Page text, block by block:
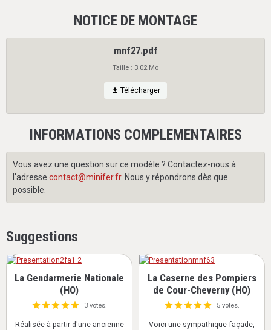
NOTICE DE MONTAGE
mnf27.pdf
Taille : 3.02 Mo
Télécharger
INFORMATIONS COMPLEMENTAIRES
Vous avez une question sur ce modèle ? Contactez-nous à
l'adresse contact@minifer.fr. Nous y répondrons dès que
possible.
Suggestions
La Gendarmerie Nationale
(HO)
3 votes.
Réalisée à partir d'une ancienne
La Caserne des Pompiers
de Cour-Cheverny (HO)
5 votes.
Voici une sympathique façade,